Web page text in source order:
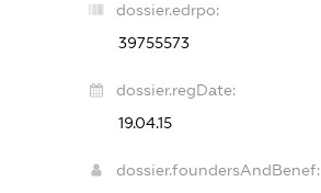
dossier.edrpo:
39755573
dossier.regDate:
19.04.15
dossier.foundersAndBenef: